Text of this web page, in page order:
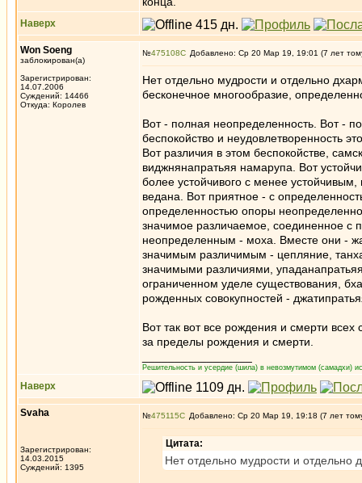
Наверх
Won Soeng
заблокирован(а)
Зарегистрирован:
14.07.2006
Суждений: 14466
Откуда: Королев
№475108 Добавлено: Ср 20 Мар 19, 19:01 (7 лет
Нет отдельно мудрости и отдельно
бесконечное многообразие,
Вот - полная неопределенность. Вот -
беспокойство и неудовлетворенность
Вот различия в этом беспокойстве,
виджнянапратьяя намарупа. Вот
более устойчивого с менее
ведана. Вот приятное - с
определенностью опоры
значимое различаемое, соединенное с
неопределенным - моха. Вместе они -
значимым различимым - цепляние,
значимыми различиями,
ограниченном уделе существования,
рожденных совокупностей -
Вот так вот все рождения и смерти
за пределы рождения и смерти.
Решительность и усердие (шила) в невозмутимом (самадхи)
Наверх
Svaha
Зарегистрирован:
14.03.2015
Суждений: 1395
№475115 Добавлено: Ср 20 Мар 19, 19:18 (7 лет
Цитата:
Нет отдельно мудрости и отдельно